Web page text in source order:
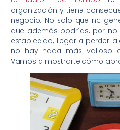
organización y tiene
negocio. No solo que no
que además podrías, por
establecido, llegar a perder
no hay nada más valioso
Vamos a mostrarte cómo